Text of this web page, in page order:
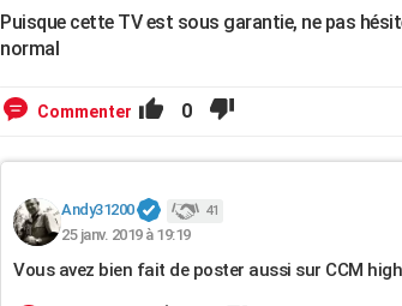
Puisque cette TV est sous garantie, ne pas
normal
Commenter 0
Andy31200 41
25 janv. 2019 à 19:19
Vous avez bien fait de poster aussi sur CCM